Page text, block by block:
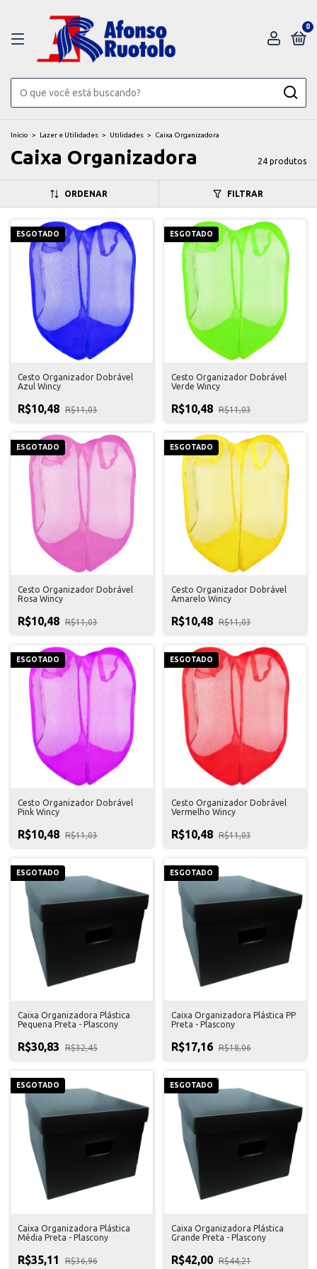
0
Início > Lazer e Utilidades > Utilidades > Caixa Organizadora
Caixa Organizadora 24 produtos
ORDENAR FILTRAR
ESGOTADO
Cesto Organizador Dobrável
Azul Wincy
R$10,48 R$11,03
ESGOTADO
Cesto Organizador Dobrável
Verde Wincy
R$10,48 R$11,03
ESGOTADO
Cesto Organizador Dobrável
Rosa Wincy
R$10,48 R$11,03
ESGOTADO
Cesto Organizador Dobrável
Amarelo Wincy
R$10,48 R$11,03
ESGOTADO
Cesto Organizador Dobrável
Pink Wincy
R$10,48 R$11,03
ESGOTADO
Cesto Organizador Dobrável
Vermelho Wincy
R$10,48 R$11,03
ESGOTADO
Caixa Organizadora Plástica
Pequena Preta - Plascony
R$30,83 R$32,45
ESGOTADO
Caixa Organizadora Plástica PP
Preta - Plascony
R$17,16 R$18,06
ESGOTADO
Caixa Organizadora Plástica
Média Preta - Plascony
R$35,11 R$36,96
ESGOTADO
Caixa Organizadora Plástica
Grande Preta - Plascony
R$42,00 R$44,21